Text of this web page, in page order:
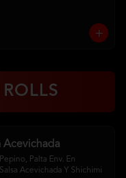
Acevichada
Palta Env. En
Acevichada Y Shichimi